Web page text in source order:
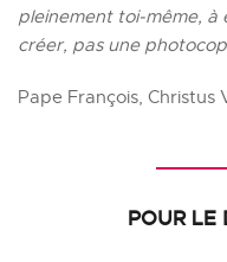
pleinement toi-même, à
créer, pas une
Pape François, Christus
POUR LE